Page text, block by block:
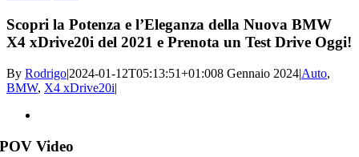
Scopri la Potenza e l’Eleganza della Nuova BMW
X4 xDrive20i del 2021 e Prenota un Test Drive Oggi!
By Rodrigo|2024-01-12T05:13:51+01:008 Gennaio 2024|Auto,
BMW, X4 xDrive20i|
Image
POV Video